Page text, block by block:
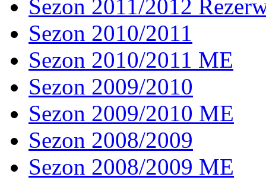
Sezon 2011/2012
Sezon 2010/2011
Sezon 2010/2011 ME
Sezon 2009/2010
Sezon 2009/2010 ME
Sezon 2008/2009
Sezon 2008/2009 ME